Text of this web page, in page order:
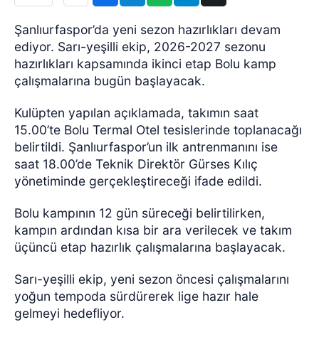
Şanlıurfaspor’da yeni sezon hazırlıkları devam
ediyor. Sarı-yeşilli ekip, 2026-2027 sezonu
hazırlıkları kapsamında ikinci etap Bolu kamp
çalışmalarına bugün başlayacak.
Kulüpten yapılan açıklamada, takımın saat
15.00’te Bolu Termal Otel tesislerinde toplanacağı
belirtildi. Şanlıurfaspor’un ilk antrenmanını ise
saat 18.00’de Teknik Direktör Gürses Kılıç
yönetiminde gerçekleştireceği ifade edildi.
Bolu kampının 12 gün süreceği belirtilirken,
kampın ardından kısa bir ara verilecek ve takım
üçüncü etap hazırlık çalışmalarına başlayacak.
Sarı-yeşilli ekip, yeni sezon öncesi çalışmalarını
yoğun tempoda sürdürerek lige hazır hale
gelmeyi hedefliyor.